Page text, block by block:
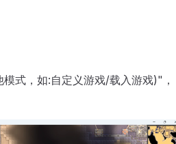
式，如:自定义游戏/载入游戏)"，